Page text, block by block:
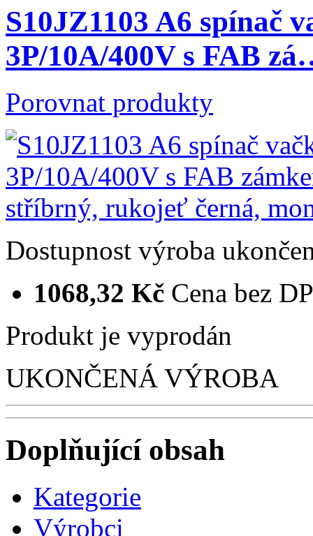
S10JZ1103 A6 spínač
3P/10A/400V s FAB
Porovnat produkty
Dostupnost výroba
1068,32 Kč Cena bez
Produkt je vyprodán
UKONČENÁ VÝROBA
Doplňující obsah
Kategorie
Výrobci